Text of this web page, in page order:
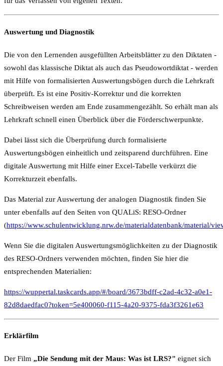
Auswertung und Diagnostik
Die von den Lernenden ausgefüllten Arbeitsblätter zu den Diktaten -
sowohl das klassische Diktat als auch das Pseudowortdiktat - werden
mit Hilfe von formalisierten Auswertungsbögen durch die Lehrkraft
überprüft. Es ist eine Positiv-Korrektur und die korrekten
Schreibweisen werden am Ende zusammengezählt. So erhält man als
Lehrkraft schnell einen Überblick über die Förderschwerpunkte.
Dabei lässt sich die Überprüfung durch formalisierte
Auswertungsbögen einheitlich und zeitsparend durchführen. Eine
digitale Auswertung mit Hilfe einer Excel-Tabelle verkürzt die
Korrekturzeit ebenfalls.
Das Material zur Auswertung der analogen Diagnostik finden Sie
unter ebenfalls auf den Seiten von QUALiS: RESO-Ordner
(https://www.schulentwicklung.nrw.de/materialdatenbank/material/
Wenn Sie die digitalen Auswertungsmöglichkeiten zu der Diagnostik
des RESO-Ordners verwenden möchten, finden Sie hier die
entsprechenden Materialien:
https://wuppertal.taskcards.app/#/board/3673bdff-c2ad-4c32-a0e1-
82d8daedfac0?token=5e400060-f115-4a20-9375-fda3f3261e63
Erklärfilm
Der Film „Die Sendung mit der Maus: Was ist LRS?" eignet sich